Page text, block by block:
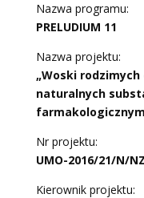
Nazwa programu:
PRELUDIUM 11
Nazwa projektu:
„Woski rodzimych
naturalnych
Nr projektu:
UMO-2016/21/N/
Kierownik projektu: